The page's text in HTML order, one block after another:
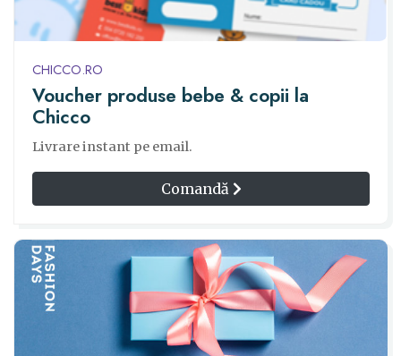
CHICCO.RO
Voucher produse bebe & copii la
Chicco
Livrare instant pe email.
Comandă